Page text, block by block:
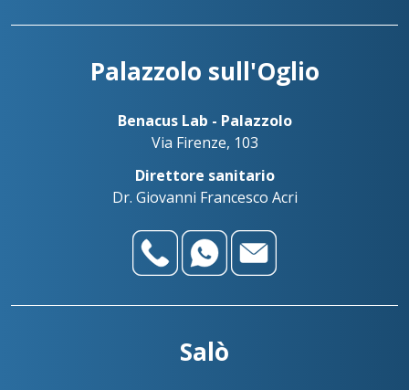
Palazzolo sull'Oglio
Benacus Lab - Palazzolo
Via Firenze, 103
Direttore sanitario
Dr. Giovanni Francesco Acri
Salò